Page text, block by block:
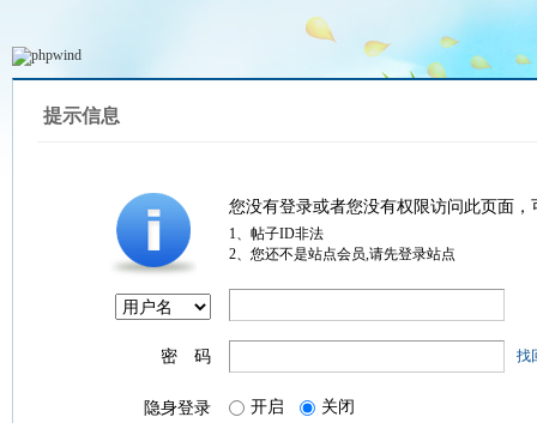
提示信息
您没有登录或者您没有权限访问此页面
1、帖子ID非法
2、您还不是站点会员,请先登录站点
密 码 找
隐身登录 开启 关闭